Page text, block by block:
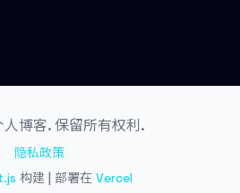
博客. 保留所有权利.
隐私政策
构建 | 部署在 Vercel